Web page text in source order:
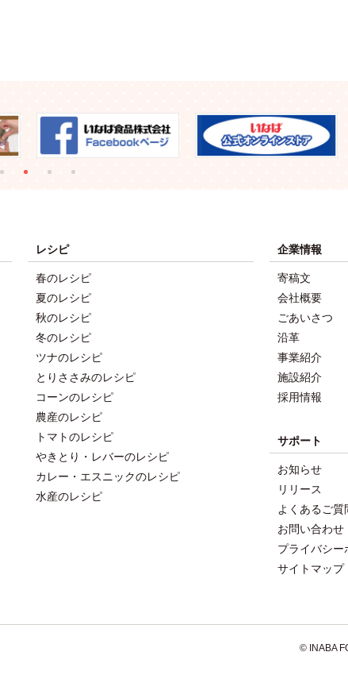
レシピ
春のレシピ
夏のレシピ
秋のレシピ
冬のレシピ
ツナのレシピ
とりささみのレシピ
コーンのレシピ
農産のレシピ
トマトのレシピ
やきとり・レバーのレシピ
カレー・エスニックのレシピ
水産のレシピ
企業情報
寄稿文
会社概要
ごあいさつ
沿革
事業紹介
施設紹介
採用情報
サポート
お知らせ
リリース
よくあるご質
お問い合わせ
プライバシー
サイトマップ
© INABA